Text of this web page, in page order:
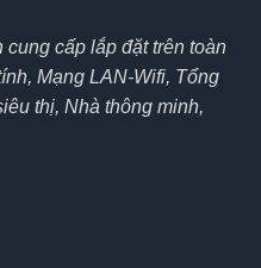
cung cấp lắp đặt trên toàn
Mạng LAN-Wifi, Tổng
thị, Nhà thông minh,